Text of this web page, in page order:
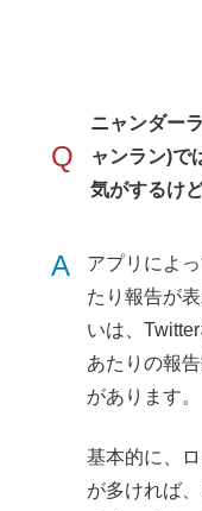
Q
ニャンダー
ャンラン)で
気がするけ
A
アプリによ
たり報告が
いは、
あたりの報
があります。
基本的に、
が多ければ